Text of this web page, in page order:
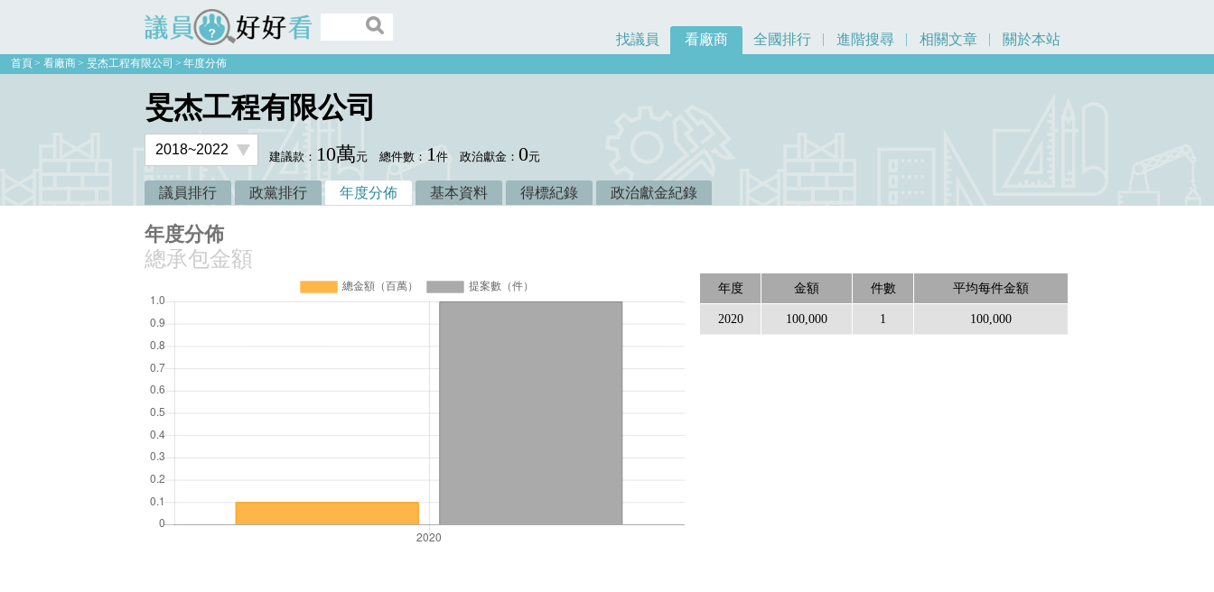
議員好好看
找議員 看廠商 全國排行 進階搜尋 相關文章 關於本站
首頁 看廠商 旻杰工程有限公司 年度分佈
旻杰工程有限公司
建議款： 10萬元 總件數： 1件 政治獻金：0元
議員排行 政黨排行 年度分佈 基本資料 得標紀錄 政治獻金紀錄
年度分佈
總承包金額
年度 金額 件數 平均每件金額
2020 100,000 1 100,000